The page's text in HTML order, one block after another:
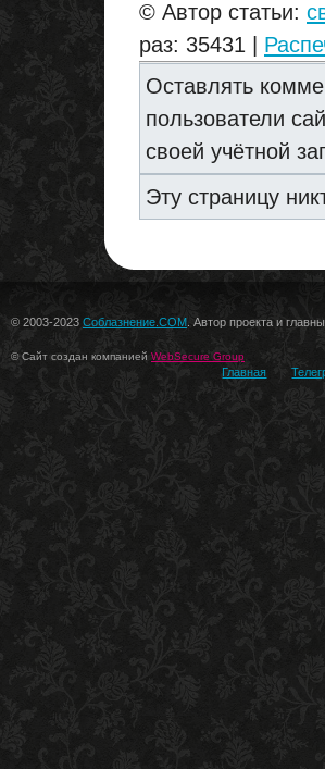
© Автор статьи:
раз: 35431 |
Оставлять
пользователи
своей учётной
Эту страницу
© 2003-2023 Соблазнение.COM . Автор проекта и
© Сайт создан компанией WebSecure Group
Главная